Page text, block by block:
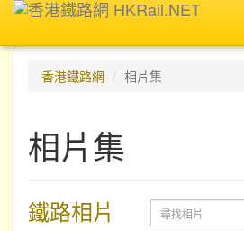
香港鐵路網
相片集
相片集
鐵路相片